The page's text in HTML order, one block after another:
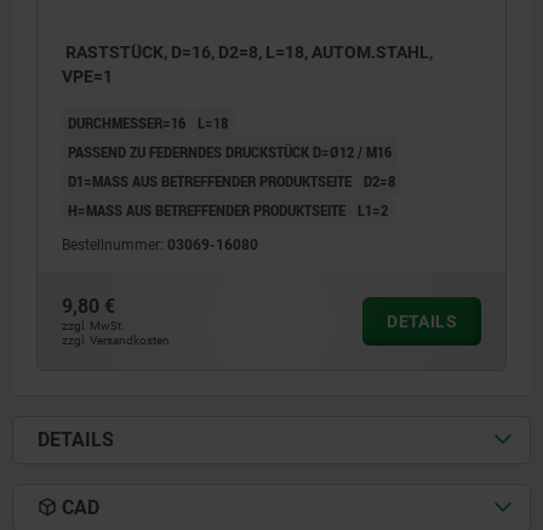
RASTSTÜCK, D=16, D2=8, L=18, AUTOM.STAHL,
VPE=1
DURCHMESSER=16
L=18
PASSEND ZU FEDERNDES DRUCKSTÜCK D=Ø12 / M16
D1=MASS AUS BETREFFENDER PRODUKTSEITE
D2=8
H=MASS AUS BETREFFENDER PRODUKTSEITE
L1=2
Bestellnummer: 03069-16080
9,80 €
zzgl. MwSt.
zzgl. Versandkosten
DETAILS
DETAILS
CAD